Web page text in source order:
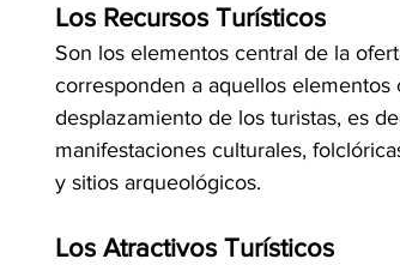
Los Recursos Turísticos
Son los elementos central de la
corresponden a aquellos
desplazamiento de los turistas, es
manifestaciones culturales,
y sitios arqueológicos.
Los Atractivos Turísticos